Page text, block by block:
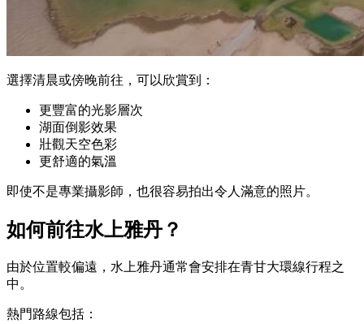
選擇清晨或傍晚前往，可以欣賞到：
更豐富的光影層次
湖面倒影效果
壯觀天空色彩
更舒適的氣溫
即使不是專業攝影師，也很容易拍出令人滿意的照片。
如何前往水上雅丹？
由於位置較偏遠，水上雅丹通常會安排在青甘大環線行程之
中。
熱門路線包括：